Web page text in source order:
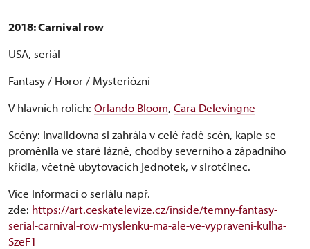
2018: Carnival row
USA, seriál
Fantasy / Horor / Mysteriózní
V hlavních rolích: Orlando Bloom, Cara Delevingne
Scény: Invalidovna si zahrála v celé řadě scén, kaple se
proměnila ve staré lázně, chodby severního a západního
křídla, včetně ubytovacích jednotek, v sirotčinec.
Více informací o seriálu např.
zde: https://art.ceskatelevize.cz/inside/temny-fantasy-
serial-carnival-row-myslenku-ma-ale-ve-vypraveni-kulha-
SzeF1